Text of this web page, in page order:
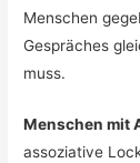
Menschen
Gespräches
muss.
Menschen mit
assoziative